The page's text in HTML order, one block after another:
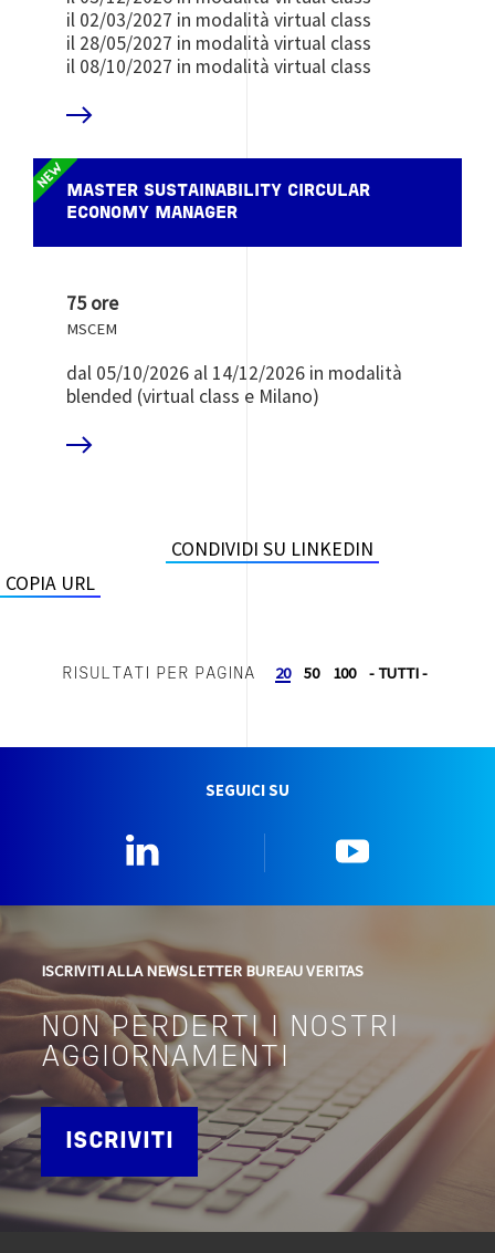
il 02/03/2027 in modalità virtual class
il 28/05/2027 in modalità virtual class
il 08/10/2027 in modalità virtual class
MASTER SUSTAINABILITY CIRCULAR
ECONOMY MANAGER
75 ore
MSCEM
dal 05/10/2026 al 14/12/2026 in modalità
blended (virtual class e Milano)
CONDIVIDI SU LINKEDIN
COPIA URL
RISULTATI PER PAGINA 20 50 100 - TUTTI -
SEGUICI SU
ISCRIVITI ALLA NEWSLETTER BUREAU VERITAS
NON PERDERTI I NOSTRI
AGGIORNAMENTI
ISCRIVITI